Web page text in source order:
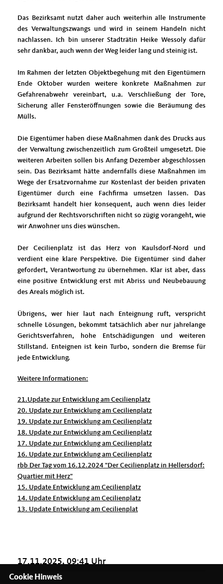
Das Bezirksamt nutzt daher auch weiterhin alle Instrumente
des Verwaltungszwangs und wird in seinem Handeln nicht
nachlassen. Ich bin unserer Stadträtin Heike Wessoly dafür
sehr dankbar, auch wenn der Weg leider lang und steinig ist.
Im Rahmen der letzten Objektbegehung mit den Eigentümern
Ende Oktober wurden weitere konkrete Maßnahmen zur
Gefahrenabwehr vereinbart, u.a. Verschließung der Tore,
Sicherung aller Fensteröffnungen sowie die Beräumung des
Mülls.
Die Eigentümer haben diese Maßnahmen dank des Drucks aus
der Verwaltung zwischenzeitlich zum Großteil umgesetzt. Die
weiteren Arbeiten sollen bis Anfang Dezember abgeschlossen
sein. Das Bezirksamt hätte andernfalls diese Maßnahmen im
Wege der Ersatzvornahme zur Kostenlast der beiden privaten
Eigentümer durch eine Fachfirma umsetzen lassen. Das
Bezirksamt handelt hier konsequent, auch wenn dies leider
aufgrund der Rechtsvorschriften nicht so zügig vorangeht, wie
wir Anwohner uns dies wünschen.
Der Cecilienplatz ist das Herz von Kaulsdorf-Nord und
verdient eine klare Perspektive. Die Eigentümer sind daher
gefordert, Verantwortung zu übernehmen. Klar ist aber, dass
eine positive Entwicklung erst mit Abriss und Neubebauung
des Areals möglich ist.
Übrigens, wer hier laut nach Enteignung ruft, verspricht
schnelle Lösungen, bekommt tatsächlich aber nur jahrelange
Gerichtsverfahren, hohe Entschädigungen und weiteren
Stillstand. Enteignen ist kein Turbo, sondern die Bremse für
jede Entwicklung.
Weitere Informationen:
21.Update zur Entwicklung am Cecilienplatz
20. Update zur Entwicklung am Cecilienplatz
19. Update zur Entwicklung am Cecilienplatz
18. Update zur Entwicklung am Cecilienplatz
17. Update zur Entwicklung am Cecilienplatz
16. Update zur Entwicklung am Cecilienplatz
rbb Der Tag vom 16.12.2024 "Der Cecilienplatz in Hellersdorf:
Quartier mit Herz"
15. Update Entwicklung am Cecilienplatz
14. Update Entwicklung am Cecilienplatz
13. Update Entwicklung am Cecilienplat
17.11.2025, 09:41 Uhr
Cookie Hinweis